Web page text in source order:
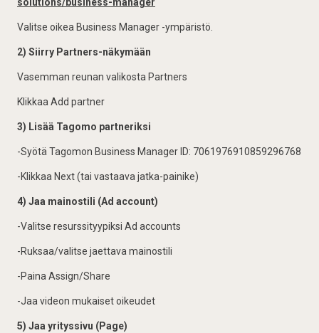
solutions/business-manager
Valitse oikea Business Manager -ympäristö.
2) Siirry Partners-näkymään
Vasemman reunan valikosta Partners
Klikkaa Add partner
3) Lisää Tagomo partneriksi
-Syötä Tagomon Business Manager ID: 7061976910859296768
-Klikkaa Next (tai vastaava jatka-painike)
4) Jaa mainostili (Ad account)
-Valitse resurssityypiksi Ad accounts
-Ruksaa/valitse jaettava mainostili
-Paina Assign/Share
-Jaa videon mukaiset oikeudet
5) Jaa yrityssivu (Page)